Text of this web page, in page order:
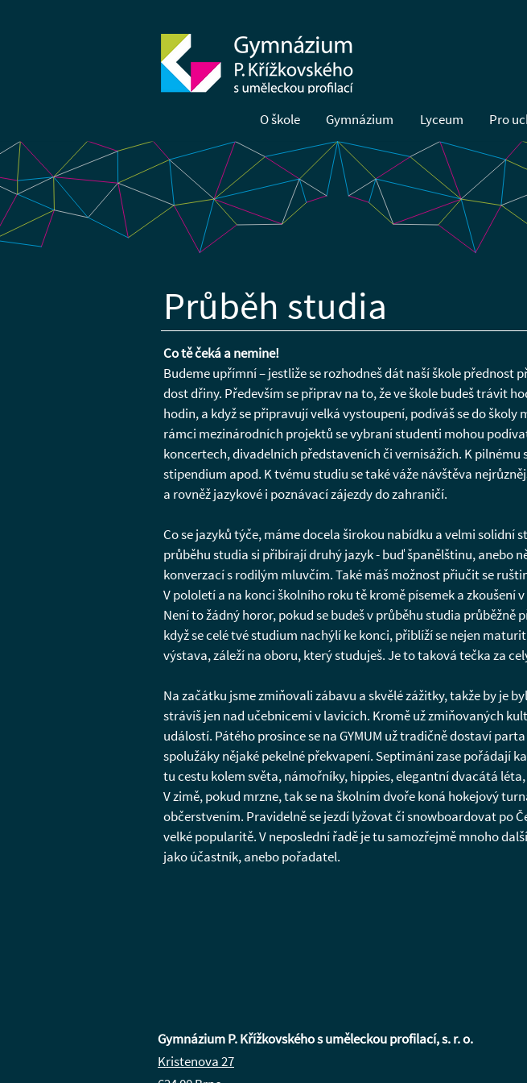
O škole Gymnázium Lyceum Pro
Průběh studia
Co tě čeká a nemine!
Budeme upřímní – jestliže se rozhodneš dát naší škole přednost
dost dřiny. Především se připrav na to, že ve škole budeš trávit
hodin, a když se připravují velká vystoupení, podíváš se do
rámci mezinárodních projektů se vybraní studenti mohou
koncertech, divadelních představeních či vernisážích. K
stipendium apod. K tvému studiu se také váže návštěva
a rovněž jazykové i poznávací zájezdy do zahraničí.
Co se jazyků týče, máme docela širokou nabídku a velmi
průběhu studia si přibírají druhý jazyk - buď španělštinu, anebo
konverzací s rodilým mluvčím. Také máš možnost přiučit se
V pololetí a na konci školního roku tě kromě písemek a
Není to žádný horor, pokud se budeš v průběhu studia
když se celé tvé studium nachýlí ke konci, přiblíží se nejen
výstava, záleží na oboru, který studuješ. Je to taková tečka za
Na začátku jsme zmiňovali zábavu a skvělé zážitky, takže by je
strávíš jen nad učebnicemi v lavicích. Kromě už zmiňovaných
událostí. Pátého prosince se na GYMUM už tradičně dostaví
spolužáky nějaké pekelné překvapení. Septimáni zase pořádají
tu cestu kolem světa, námořníky, hippies, elegantní dvacátá
V zimě, pokud mrzne, tak se na školním dvoře koná hokejový
občerstvením. Pravidelně se jezdí lyžovat či snowboardovat po
velké popularitě. V neposlední řadě je tu samozřejmě mnoho
jako účastník, anebo pořadatel.
Gymnázium P. Křížkovského s uměleckou profilací, s. r. o.
Kristenova 27